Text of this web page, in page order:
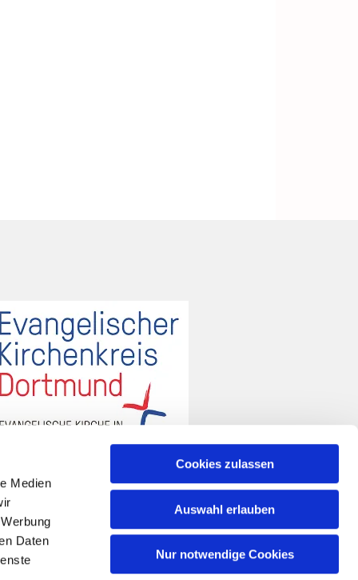
Medien
Daten
Cookies zulassen
Auswahl erlauben
Nur notwendige Cookies